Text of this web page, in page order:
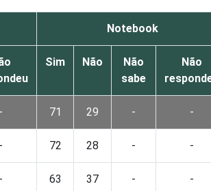
Notebook
Sim Não
Não
sabe
Não
- 71 29 - -
- 72 28 - -
- 63 37 - -